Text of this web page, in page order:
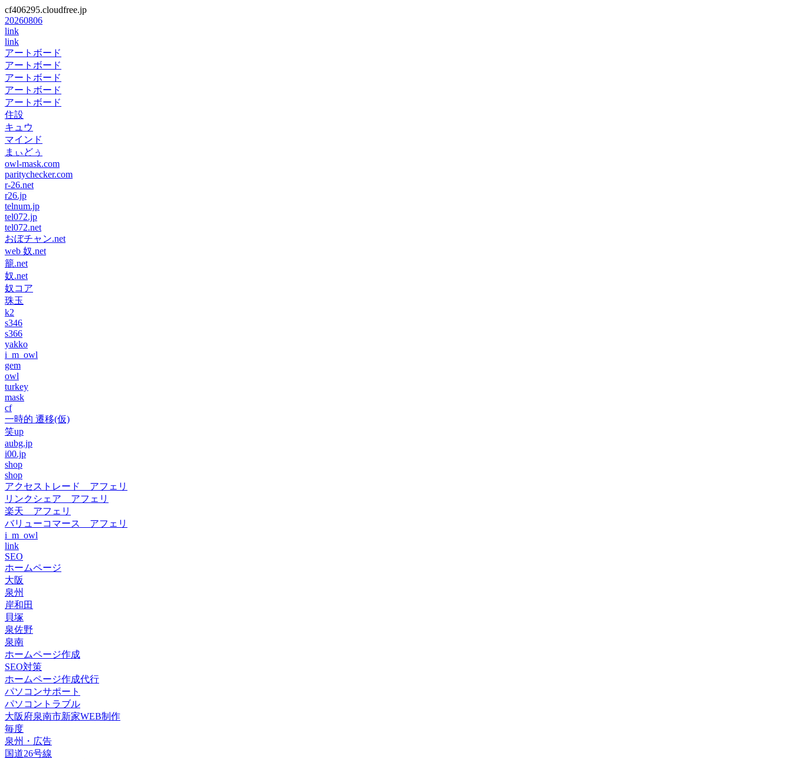
cf406295.cloudfree.jp
20260806
link
link
アートボード
アートボード
アートボード
アートボード
アートボード
住設
キュウ
マインド
まぃどぅ
owl-mask.com
paritychecker.com
r-26.net
r26.jp
telnum.jp
tel072.jp
tel072.net
おぼチャン.net
web 奴.net
籠.net
奴.net
奴コア
珠玉
k2
s346
s366
yakko
i_m_owl
gem
owl
turkey
mask
cf
一時的 遷移(仮)
笑up
aubg.jp
i00.jp
shop
shop
アクセストレード アフェリ
リンクシェア アフェリ
楽天 アフェリ
バリューコマース アフェリ
i_m_owl
link
SEO
ホームページ
大阪
泉州
岸和田
貝塚
泉佐野
泉南
ホームページ作成
SEO対策
ホームページ作成代行
パソコンサポート
パソコントラブル
大阪府泉南市新家WEB制作
毎度
泉州・広告
国道26号線